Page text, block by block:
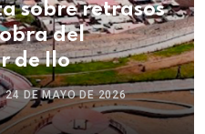
sobre retrasos
del
de Ilo
24 DE MAYO DE 2026